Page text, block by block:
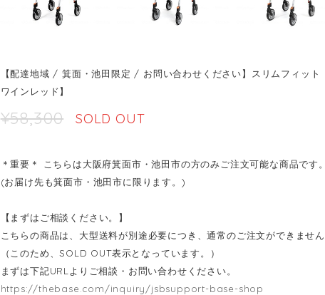
【配達地域 / 箕面・池田限定 / お問い合わせください】スリムフィット
ワインレッド】
¥58,300 SOLD OUT
＊重要＊ こちらは大阪府箕面市・池田市の方のみご注文可能な商品です。
(お届け先も箕面市・池田市に限ります。)
【まずはご相談ください。】
こちらの商品は、大型送料が別途必要につき、通常のご注文ができません
（このため、SOLD OUT表示となっています。）
まずは下記URLよりご相談・お問い合わせください。
https://thebase.com/inquiry/jsbsupport-base-shop